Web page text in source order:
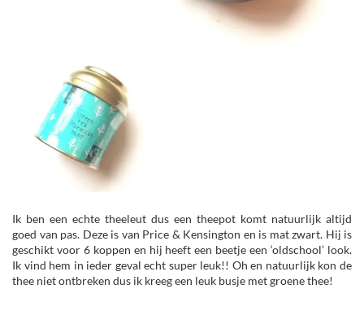
Ik ben een echte theeleut dus een theepot komt natuurlijk altijd
goed van pas. Deze is van Price & Kensington en is mat zwart. Hij is
geschikt voor 6 koppen en hij heeft een beetje een ‘oldschool’ look.
Ik vind hem in ieder geval echt super leuk!! Oh en natuurlijk kon de
thee niet ontbreken dus ik kreeg een leuk busje met groene thee!